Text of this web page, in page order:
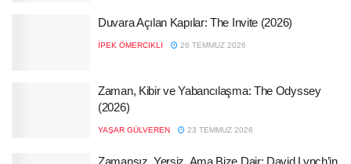
Duvara Açılan Kapılar: The Invite (2026)
İPEK ÖMERCIKLI 26 TEMMUZ 2026
Zaman, Kibir ve Yabancılaşma: The Odyssey
(2026)
YAŞAR GÜLVEREN 23 TEMMUZ 2026
Zamansız, Yersiz, Ama Bize Dair: David Lynch’in